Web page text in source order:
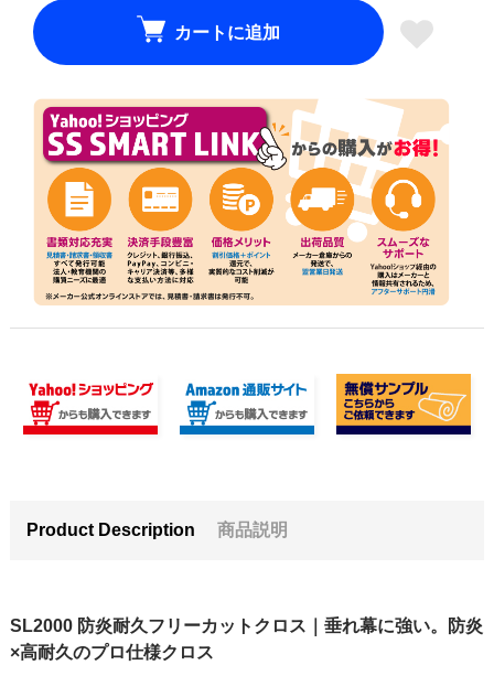
カートに追加
Product Description 商品説明
SL2000 防炎耐久フリーカットクロス｜垂れ幕に強い。防炎
×高耐久のプロ仕様クロス